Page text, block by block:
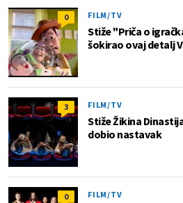
0 FILM/TV
Stiže "Priča o
šokirao ovaj detalj
3 FILM/TV
Stiže Žikina
dobio nastavak
0 FILM/TV